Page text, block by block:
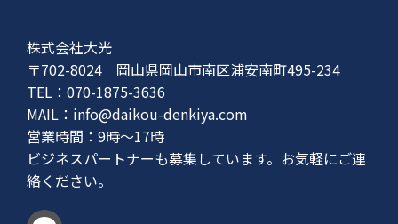
株式会社大光
〒702-8024 岡山県岡山市南区浦安南町495-234
TEL：070-1875-3636
MAIL： info@daikou-denkiya.com
営業時間：9時〜17時
ビジネスパートナーも募集しています。お気軽にご連
絡ください。